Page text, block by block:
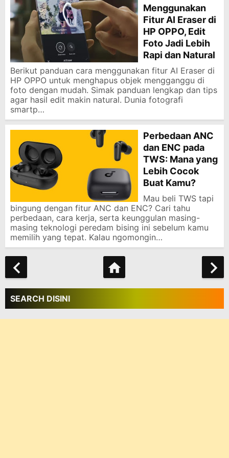
Menggunakan
Fitur AI Eraser di
HP OPPO, Edit
Foto Jadi Lebih
Rapi dan Natural
Berikut panduan cara menggunakan fitur AI Eraser di
HP OPPO untuk menghapus objek mengganggu di
foto dengan mudah. Simak panduan lengkap dan tips
agar hasil edit makin natural. Dunia fotografi
smartp…
Perbedaan ANC
dan ENC pada
TWS: Mana yang
Lebih Cocok
Buat Kamu?
Mau beli TWS tapi
bingung dengan fitur ANC dan ENC? Cari tahu
perbedaan, cara kerja, serta keunggulan masing-
masing teknologi peredam bising ini sebelum kamu
memilih yang tepat. Kalau ngomongin…
SEARCH DISINI